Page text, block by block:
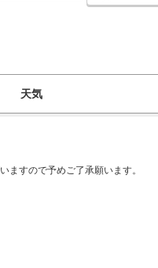
天気